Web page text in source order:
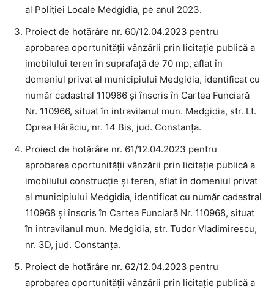
al Poliției Locale Medgidia, pe anul 2023.
Proiect de hotărâre nr. 60/12.04.2023 pentru
aprobarea oportunității vânzării prin licitație publică a
imobilului teren în suprafață de 70 mp, aflat în
domeniul privat al municipiului Medgidia, identificat cu
număr cadastral 110966 și înscris în Cartea Funciară
Nr. 110966, situat în intravilanul mun. Medgidia, str. Lt.
Oprea Hârâciu, nr. 14 Bis, jud. Constanța.
Proiect de hotărâre nr. 61/12.04.2023 pentru
aprobarea oportunității vânzării prin licitație publică a
imobilului construcție și teren, aflat în domeniul privat
al municipiului Medgidia, identificat cu număr cadastral
110968 și înscris în Cartea Funciară Nr. 110968, situat
în intravilanul mun. Medgidia, str. Tudor Vladimirescu,
nr. 3D, jud. Constanța.
Proiect de hotărâre nr. 62/12.04.2023 pentru
aprobarea oportunității vânzării prin licitație publică a